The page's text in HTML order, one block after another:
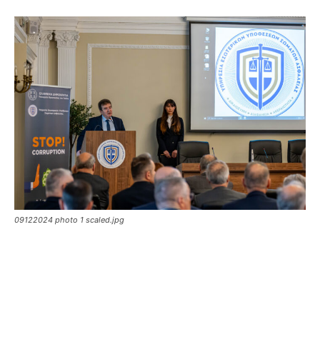
09122024 photo 1 scaled.jpg